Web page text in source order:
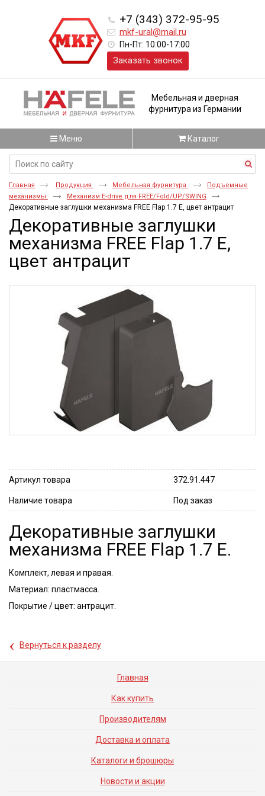
+7 (343) 372-95-95
mkf-ural@mail.ru
Пн-Пт: 10:00-17:00
Заказать звонок
Мебельная и дверная
фурнитура из Германии
Меню Каталог
Главная Продукция Мебельная фурнитура
Подъемные
механизмы
Механизм E-drive для FREE/Fold/UP/SWING
Декоративные заглушки механизма FREE Flap 1.7 E, цвет антрацит
Декоративные заглушки
механизма FREE Flap 1.7 E,
цвет антрацит
Артикул товара 372.91.447
Наличие товара Под заказ
Декоративные заглушки
механизма FREE Flap 1.7 E.
Комплект, левая и правая.
Материал: пластмасса.
Покрытие / цвет: антрацит.
‹ Вернуться к разделу
Главная
Как купить
Производителям
Доставка и оплата
Каталоги и брошюры
Новости и акции